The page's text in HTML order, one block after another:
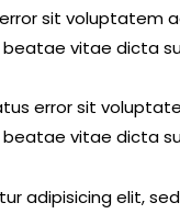
sit voluptatem
vitae dicta
error sit
vitae dicta
adipisicing elit,